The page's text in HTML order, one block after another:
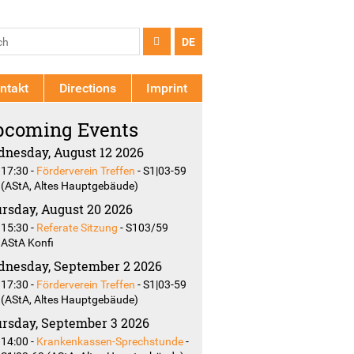
DE
Directions Imprint
Events
August 12 2026
17:30 - Förderverein Treffen -S1|03-59
(AStA, Altes Hauptgebäude)
August 20 2026
15:30 - Referate Sitzung -S103/59
AStA Konfi
September 2 2026
17:30 - Förderverein Treffen -S1|03-59
(AStA, Altes Hauptgebäude)
September 3 2026
14:00 - Krankenkassen-Sprechstunde -